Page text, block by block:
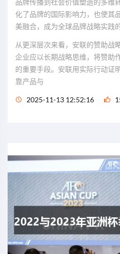
化了品牌的国际影响力，也使其
美融合，成为全球品牌战略实践
从更深层次来看，安联的赞助战
企业应以长期战略思维，将赞助
的重要手段。安联用实际行动证
靠产品与
2025-11-13 12:52:16